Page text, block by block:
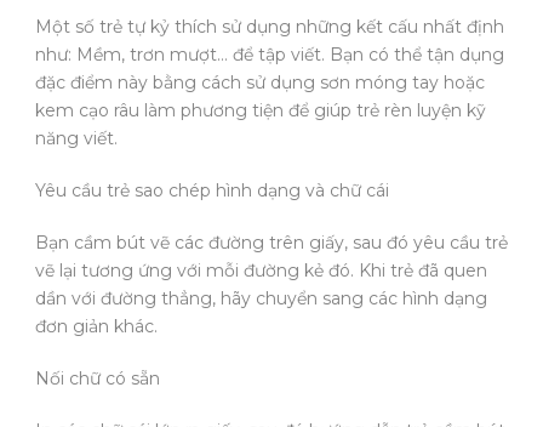
Một số trẻ tự kỷ thích sử dụng những kết cấu nhất định
như: Mềm, trơn mượt… để tập viết. Bạn có thể tận dụng
đặc điểm này bằng cách sử dụng sơn móng tay hoặc
kem cạo râu làm phương tiện để giúp trẻ rèn luyện kỹ
năng viết.
Yêu cầu trẻ sao chép hình dạng và chữ cái
Bạn cầm bút vẽ các đường trên giấy, sau đó yêu cầu trẻ
vẽ lại tương ứng với mỗi đường kẻ đó. Khi trẻ đã quen
dần với đường thẳng, hãy chuyển sang các hình dạng
đơn giản khác.
Nối chữ có sẵn